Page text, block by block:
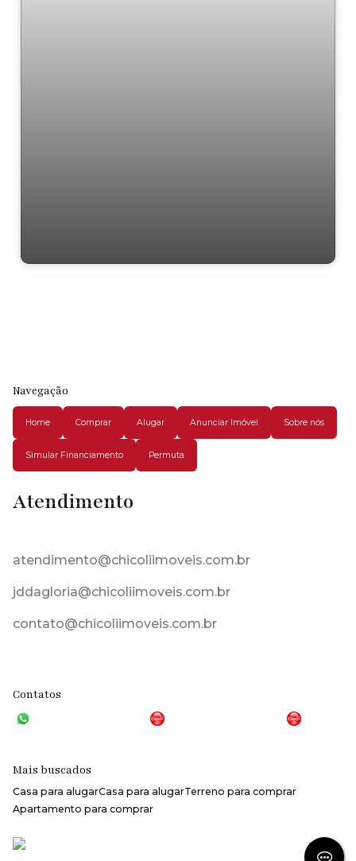
Navegação
Home Comprar Alugar Anunciar Imóvel Sobre nós
Simular Financiamento Permuta
Atendimento
atendimento@chicoliimoveis.com.br
jddagloria@chicoliimoveis.com.br
contato@chicoliimoveis.com.br
Contatos
Mais buscados
Casa para alugarCasa para alugarTerreno para comprar
Apartamento para comprar